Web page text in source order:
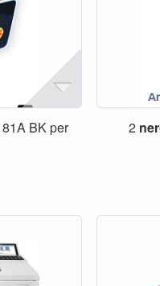
81A BK per 2